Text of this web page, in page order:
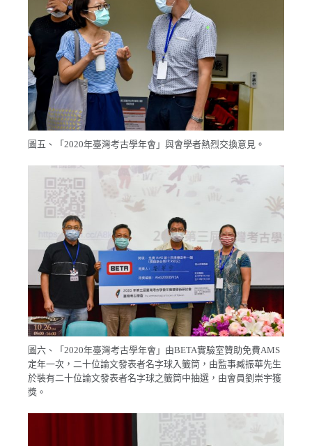
圖五、「2020年臺灣考古學年會」與會學者熱烈交換意見。
圖六、「2020年臺灣考古學年會」由BETA實驗室贊助免費AMS
定年一次，二十位論文發表者名字球入籤筒，由監事臧振華先生
於裝有二十位論文發表者名字球之籤筒中抽選，由會員劉崇宇獲
獎。